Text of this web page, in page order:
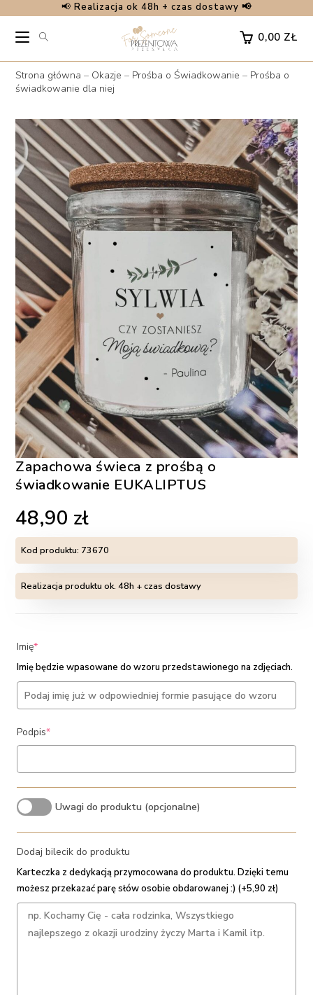
content
📢 Realizacja ok 48h + czas dostawy 📢
0,00 ZŁ
Strona główna – Okazje – Prośba o Świadkowanie – Prośba o
świadkowanie dla niej
Zapachowa świeca z prośbą o
świadkowanie EUKALIPTUS
48,90 zł
Kod produktu: 73670
Realizacja produktu ok. 48h + czas dostawy
Imię*(required)
Imię będzie wpasowane do wzoru przedstawionego na zdjęciach.
Podpis*(required)
Uwagi do produktu (opcjonalne)
Dodaj bilecik do produktu
Karteczka z dedykacją przymocowana do produktu. Dzięki temu
możesz przekazać parę słów osobie obdarowanej :) (+5,90 zł)